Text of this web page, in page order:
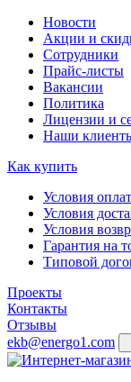
Новости
Акции и
Сотрудники
Прайс-листы
Вакансии
Политика
Лицензии и
Наши
Как купить
Условия
Условия
Условия
Гарантия на
Типовой
Проекты
Контакты
Отзывы
ekb@energo1.com